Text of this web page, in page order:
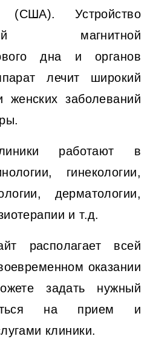
(США). Устройство
магнитной
дна и органов
лечит широкий
женских заболеваний
работают в
гинекологии,
дерматологии,
и т.д.
располагает всей
оказании
задать нужный
на прием и
клиники.